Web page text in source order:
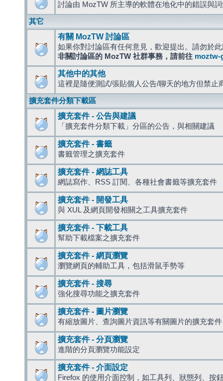
討論由 MozTW 所主導的軟體在地化中的錯誤與
其它
有關 MozTW 討論區
如果你對討論區有任何意見，歡迎提出。請勿於
非關討論區的 MozTW 社群事務，請前往 moztw-
其他中的其他
這裡是隨便測試/張貼個人公告/聊天的地方但禁止
擴充套件分類下載區
擴充套件 - 公告與建議
「擴充套件分類下載」分區的公告，與相關建議
擴充套件 - 書籤
書籤管理之擴充套件
擴充套件 - 網誌工具
網誌寫作、RSS 訂閱、各種社會書籤等擴充套件
擴充套件 - 開發工具
與 XUL 及網頁開發相關之工具擴充套件
擴充套件 - 下載工具
幫助下載檔案之擴充套件
擴充套件 - 網頁瀏覽
瀏覽網頁的輔助工具，包括滑鼠手勢等
擴充套件 - 搜尋
強化搜尋功能之擴充套件
擴充套件 - 圖片瀏覽
有縮放圖片、查詢圖片資訊等有關圖片的擴充套件
擴充套件 - 分頁瀏覽
進階的分頁瀏覽功能設定
擴充套件 - 介面設定
Firefox 的使用介面控制，如工具列、狀態列、按